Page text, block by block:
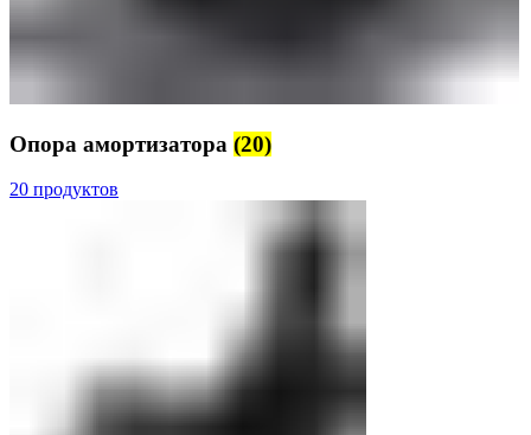
Опора амортизатора (20)
20 продуктов